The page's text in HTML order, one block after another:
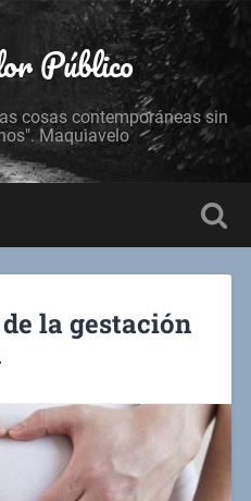
Público
cosas contemporáneas sin
Maquiavelo
la gestación